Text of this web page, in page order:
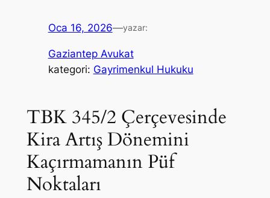
Oca 16, 2026—yazar:
Gaziantep Avukat
kategori: Gayrimenkul Hukuku
TBK 345/2 Çerçevesinde
Kira Artış Dönemini
Kaçırmamanın Püf
Noktaları